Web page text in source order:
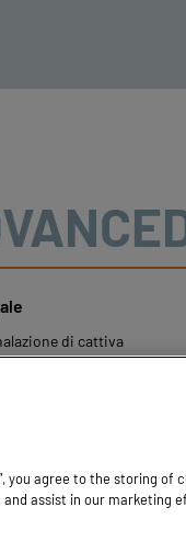
di cattiva
dei dati personali
you agree to the storing of
and assist in our marketing